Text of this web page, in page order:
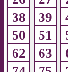
38
39
50
51
62
63